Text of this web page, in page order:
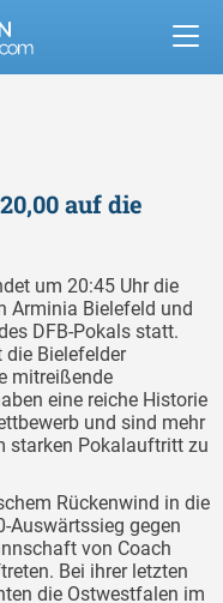
auf die
um 20:45 Uhr die
Arminia Bielefeld und
DFB-Pokals statt.
Bielefelder
mitreißende
eine reiche Historie
und sind mehr
starken Pokalauftritt zu
Rückenwind in die
Auswärtssieg gegen
von Coach
Bei ihrer letzten
die Ostwestfalen im